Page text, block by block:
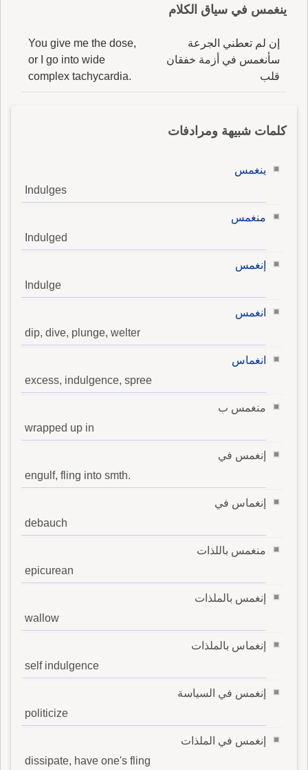
ينغمس في سياق الكلام
إن لم تعطني الجرعة
سأنغمس في أزمة خفقان
قلب
You give me the dose,
or I go into wide
complex tachycardia.
كلمات شبيهة ومرادفات
ينغمس
Indulges
منغمس
Indulged
إنغمس
Indulge
انغمس
dip, dive, plunge, welter
انغماس
excess, indulgence, spree
منغمس ب
wrapped up in
إنغمس في
engulf, fling into smth.
إنغماس في
debauch
منغمس باللذات
epicurean
إنغمس بالملذات
wallow
إنغماس بالملذات
self indulgence
إنغمس في السياسة
politicize
إنغمس في الملذات
dissipate, have one's fling